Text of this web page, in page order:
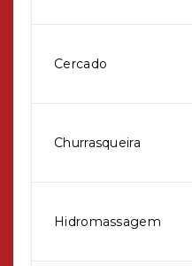
Cercado
Churrasqueira
Hidromassagem